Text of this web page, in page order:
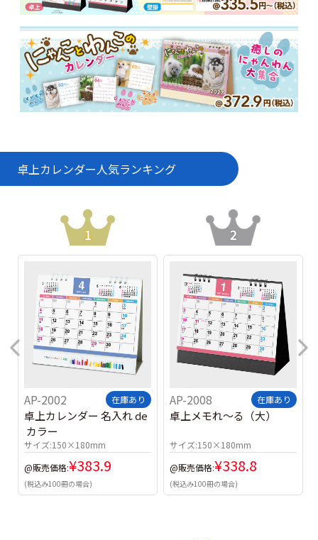
卓上カレンダー人気ランキング
AP-2002 在庫あり
卓上カレンダー 名入れ de
カラー
サイズ:150×180mm
@販売価格:¥383.9
(税込み100冊の場合)
AP-2008 在庫あり
卓上メモれ～る（大）
サイズ:150×180mm
@販売価格:¥338.8
(税込み100冊の場合)